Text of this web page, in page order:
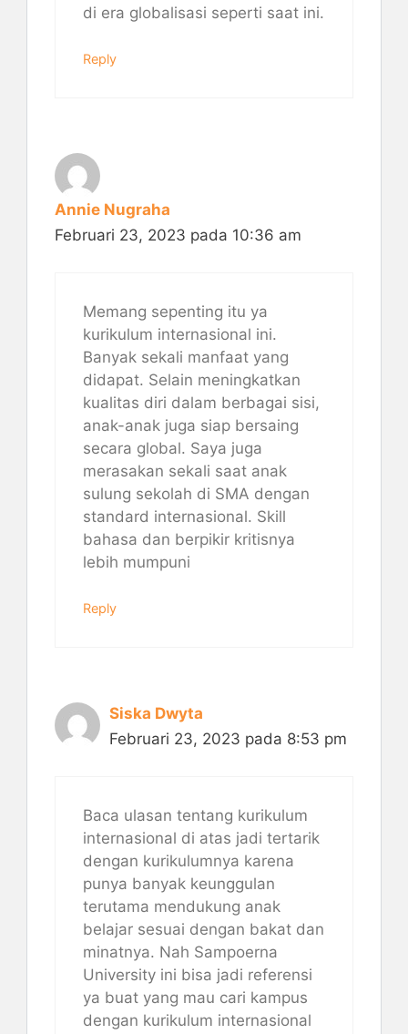
di era globalisasi seperti saat ini.
Reply
Annie Nugraha
Februari 23, 2023 pada 10:36 am
Memang sepenting itu ya
kurikulum internasional ini.
Banyak sekali manfaat yang
didapat. Selain meningkatkan
kualitas diri dalam berbagai sisi,
anak-anak juga siap bersaing
secara global. Saya juga
merasakan sekali saat anak
sulung sekolah di SMA dengan
standard internasional. Skill
bahasa dan berpikir kritisnya
lebih mumpuni
Reply
Siska Dwyta
Februari 23, 2023 pada 8:53 pm
Baca ulasan tentang kurikulum
internasional di atas jadi tertarik
dengan kurikulumnya karena
punya banyak keunggulan
terutama mendukung anak
belajar sesuai dengan bakat dan
minatnya. Nah Sampoerna
University ini bisa jadi referensi
ya buat yang mau cari kampus
dengan kurikulum internasional